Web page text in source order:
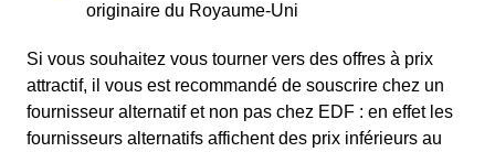
originaire du Royaume-Uni
Si vous souhaitez vous tourner vers des offres à prix
attractif, il vous est recommandé de souscrire chez un
fournisseur alternatif et non pas chez EDF : en effet les
fournisseurs alternatifs affichent des prix inférieurs au